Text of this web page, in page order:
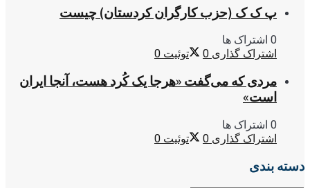
پ ک ک (حزب کارگران کردستان) چیست
0 اشتراک ها
اشتراک گذاری 0 توئیت 0
مردی که می‌گفت «هرجا یک کُرد هست، آنجا ایران
است»
0 اشتراک ها
اشتراک گذاری 0 توئیت 0
دسته بندی